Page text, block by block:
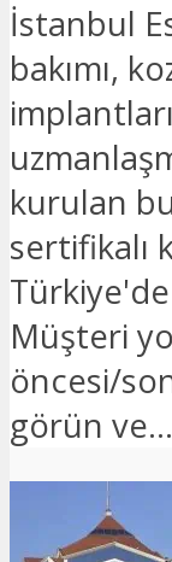
İstanbul
bakımı,
kurulan
sertifikalı
Müşteri
öncesi/
görün ve...